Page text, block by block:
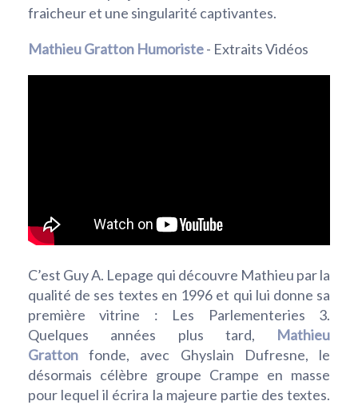
fraicheur et une singularité captivantes.
Mathieu Gratton Humoriste- Extraits Vidéos
C’est Guy A. Lepage qui découvre Mathieu par la
qualité de ses textes en 1996 et qui lui donne sa
première vitrine : Les Parlementeries 3.
Quelques années plus tard, Mathieu
Grattonfonde, avec Ghyslain Dufresne, le
désormais célèbre groupe Crampe en masse
pour lequel il écrira la majeure partie des textes.